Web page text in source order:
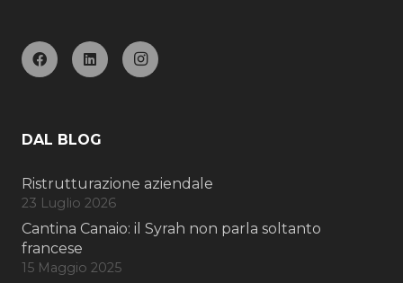
DAL BLOG
Ristrutturazione aziendale
23 Luglio 2026
Cantina Canaio: il Syrah non parla soltanto
francese
15 Maggio 2025